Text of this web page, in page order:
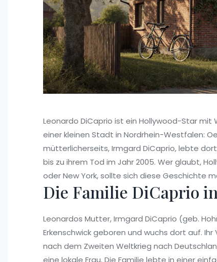
Leonardo DiCaprio ist ein Hollywood-Star
einer kleinen Stadt in Nordrhein-Westfalen:
mütterlicherseits, Irmgard DiCaprio, lebte
bis zu ihrem Tod im Jahr 2005. Wer glaubt,
oder New York, sollte sich diese Geschichte
Die Familie DiCaprio
Leonardos Mutter, Irmgard DiCaprio (geb.
Erkenschwick geboren und wuchs dort auf.
nach dem Zweiten Weltkrieg nach